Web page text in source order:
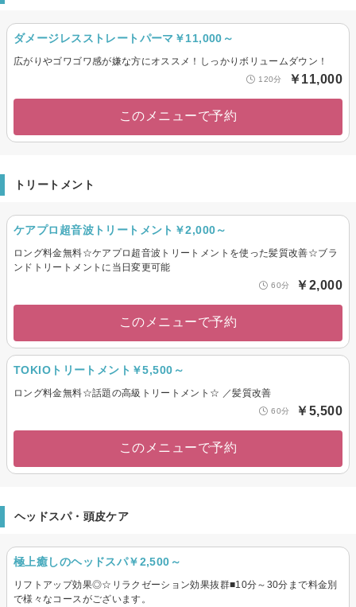
ダメージレスストレートパーマ￥11,000～
広がりやゴワゴワ感が嫌な方にオススメ！しっかりボリュームダウン！
120分 ￥11,000
このメニューで予約
トリートメント
ケアプロ超音波トリートメント￥2,000～
ロング料金無料☆ケアプロ超音波トリートメントを使った髪質改善☆ブラ
ンドトリートメントに当日変更可能
60分 ￥2,000
このメニューで予約
TOKIOトリートメント￥5,500～
ロング料金無料☆話題の高級トリートメント☆ ／髪質改善
60分 ￥5,500
このメニューで予約
ヘッドスパ・頭皮ケア
極上癒しのヘッドスパ￥2,500～
リフトアップ効果◎☆リラクゼーション効果抜群■10分～30分まで料金別
で様々なコースがございます。